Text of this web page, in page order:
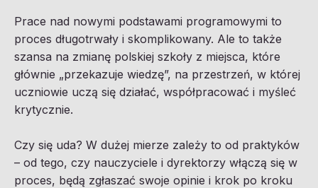
Prace nad nowymi podstawami programowymi to
proces długotrwały i skomplikowany. Ale to także
szansa na zmianę polskiej szkoły z miejsca, które
głównie „przekazuje wiedzę”, na przestrzeń, w której
uczniowie uczą się działać, współpracować i myśleć
krytycznie.
Czy się uda? W dużej mierze zależy to od praktyków
– od tego, czy nauczyciele i dyrektorzy włączą się w
proces, będą zgłaszać swoje opinie i krok po kroku